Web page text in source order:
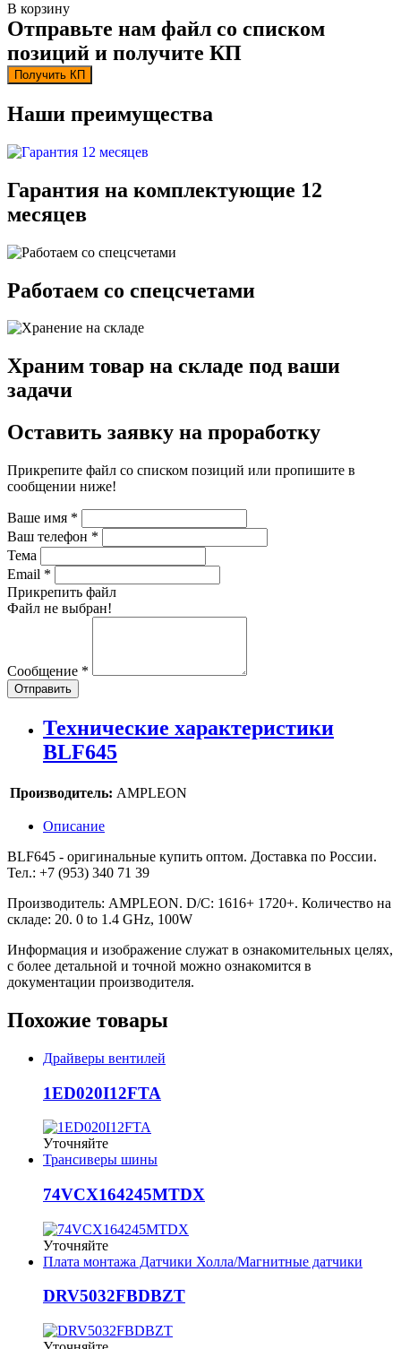
В корзину
Отправьте нам файл со списком
позиций и получите КП
Получить КП
Наши преимущества
Гарантия на комплектующие 12
месяцев
Работаем со спецсчетами
Храним товар на складе под ваши
задачи
Оставить заявку на проработку
Прикрепите файл со списком позиций или пропишите в
сообщении ниже!
Ваше имя *
Ваш телефон *
Тема
Email *
Прикрепить файл
Файл не выбран!
Сообщение *
Отправить
Технические характеристики
BLF645
Производитель: AMPLEON
Описание
BLF645 - оригинальные купить оптом. Доставка по России.
Тел.: +7 (953) 340 71 39
Производитель: AMPLEON. D/C: 1616+ 1720+. Количество на
складе: 20. 0 to 1.4 GHz, 100W
Информация и изображение служат в ознакомительных целях,
с более детальной и точной можно ознакомится в
документации производителя.
Похожие товары
Драйверы вентилей
1ED020I12FTA
Уточняйте
Трансиверы шины
74VCX164245MTDX
Уточняйте
Плата монтажа Датчики Холла/Магнитные датчики
DRV5032FBDBZT